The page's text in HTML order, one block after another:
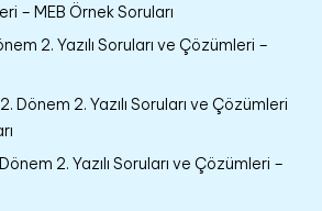
– MEB Örnek Soruları
2. Yazılı Soruları ve Çözümleri –
Dönem 2. Yazılı Soruları ve Çözümleri
Dönem 2. Yazılı Soruları ve Çözümleri –